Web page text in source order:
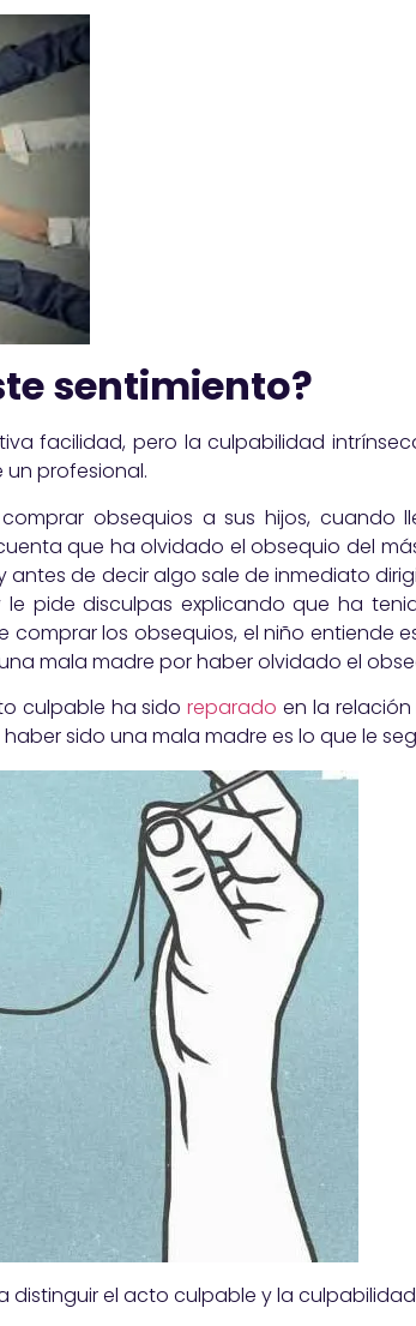
sentimiento?
facilidad, pero la culpabilidad
profesional.
obsequios a sus hijos, cuando
que ha olvidado el obsequio del
de decir algo sale de inmediato
pide disculpas explicando que ha
los obsequios, el niño entiende
mala madre por haber olvidado el
culpable ha sidoreparado en la relación
sido una mala madre es lo que le
el acto culpable y la